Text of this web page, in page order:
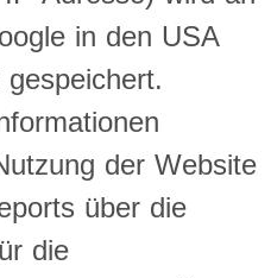
in den USA
der Website
über die
die